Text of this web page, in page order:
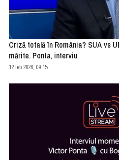
Criză totală în România? SUA vs
mărite. Ponta, interviu
12 feb 2026, 09:15